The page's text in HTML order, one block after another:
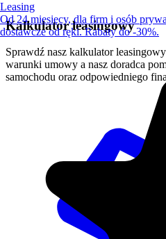
Kalkulator leasingowy
Sprawdź nasz kalkulator
warunki umowy a nasz doradca
samochodu oraz odpowiedniego
Leasing
Od 24 miesięcy, dla firm i osób
dostawcze od ręki. Rabaty do -30%.